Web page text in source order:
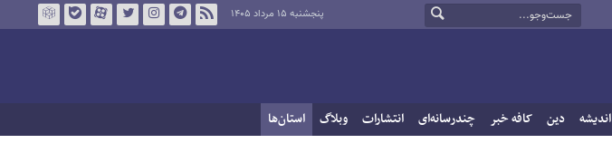
پنجشنبه ۱۵ مرداد ۱۴۰۵
اندیشه دین کافه خبر چندرسانه‌ای انتشارات وبلاگ استان‌ها